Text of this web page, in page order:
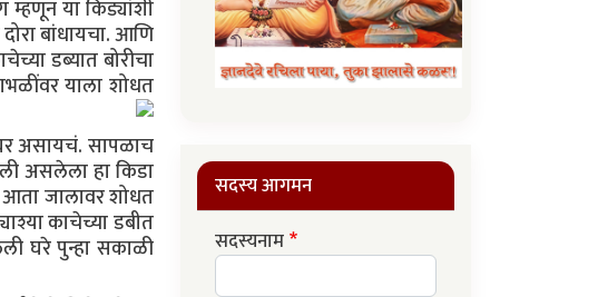
या किड्यांशी
बांधायचा. आणि
डब्यात बोरीचा
याला शोधत
असायचं. सापळाच
असलेला हा किडा
जालावर शोधत
काचेच्या डबीत
घरे पुन्हा सकाळी
सदस्य आगमन
सदस्यनाम